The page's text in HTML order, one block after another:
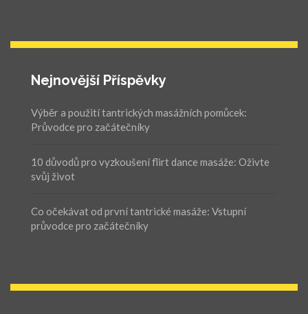
Nejnovější Příspěvky
Výběr a použití tantrických masážních pomůcek:
Průvodce pro začátečníky
10 důvodů pro vyzkoušení flirt dance masáže: Oživte
svůj život
Co očekávat od první tantrické masáže: Vstupní
průvodce pro začátečníky